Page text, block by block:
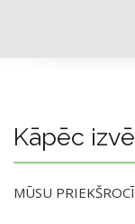
Kāpēc
MŪSU